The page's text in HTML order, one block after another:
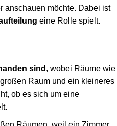
anschauen möchte. Dabei ist
eine Rolle spielt.
sind , wobei Räume wie
Raum und ein kleineres
ob es sich um eine